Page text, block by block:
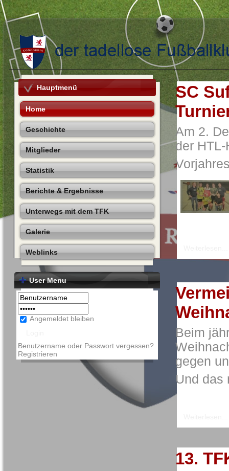
Hauptmenü
Home
Geschichte
Mitglieder
Statistik
Berichte & Ergebnisse
Unterwegs mit dem TFK
Galerie
Weblinks
User Menu
Angemeldet bleiben
Benutzername oder Passwort vergessen?
Registrieren
SC
Am 2.
der
Beim
gegen
Und das
13.